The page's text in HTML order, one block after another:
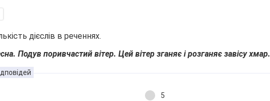
дієслів в реченнях.
Подув поривчастий вітер. Цей вітер зганяє і розганяє завісу хмар.
5